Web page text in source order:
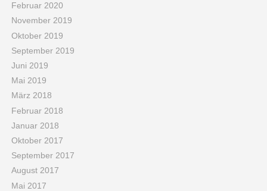
Februar 2020
November 2019
Oktober 2019
September 2019
Juni 2019
Mai 2019
März 2018
Februar 2018
Januar 2018
Oktober 2017
September 2017
August 2017
Mai 2017